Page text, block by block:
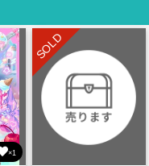
×1
SOLD